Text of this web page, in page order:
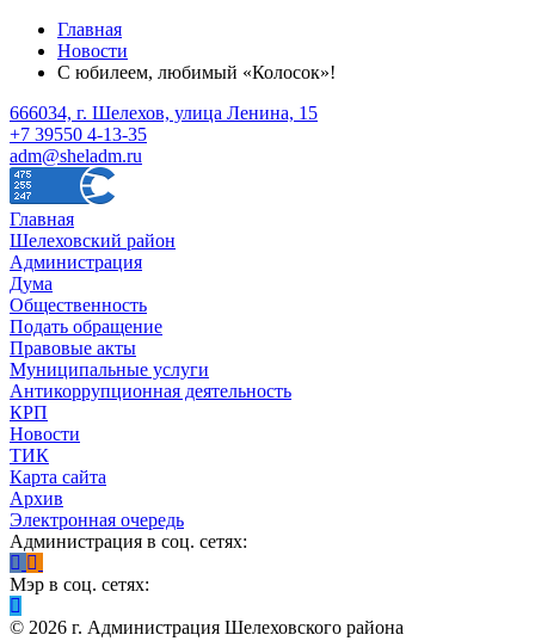
Главная
Новости
С юбилеем, любимый «Колосок»!
666034, г. Шелехов, улица Ленина, 15
+7 39550 4-13-35
adm@sheladm.ru
Главная
Шелеховский район
Администрация
Дума
Общественность
Подать обращение
Правовые акты
Муниципальные услуги
Антикоррупционная деятельность
КРП
Новости
ТИК
Карта сайта
Архив
Электронная очередь
Администрация в соц. сетях:
Мэр в соц. сетях:
© 2026 г. Администрация Шелеховского района